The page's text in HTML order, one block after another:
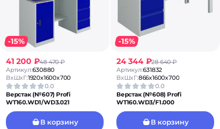
-15%
41 200 ₽48 470 ₽
Артикул:630880
ВxШxГ:1920x1600x700
0.0
Верстак (№607) Profi
WT160.WD1/WD3.021
В корзину
-15%
24 344 ₽28 640 ₽
Артикул:631832
ВxШxГ:866x1600x700
0.0
Верстак (№608) Profi
WT160.WD3/F1.000
В корзину